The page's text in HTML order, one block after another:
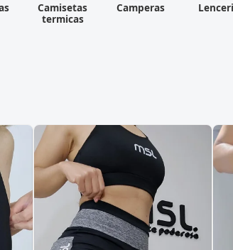
Camisetas
termicas
Camperas